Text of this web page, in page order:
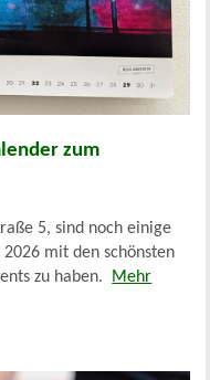
zum
5, sind noch einige
mit den schönsten
zu haben.
Mehr